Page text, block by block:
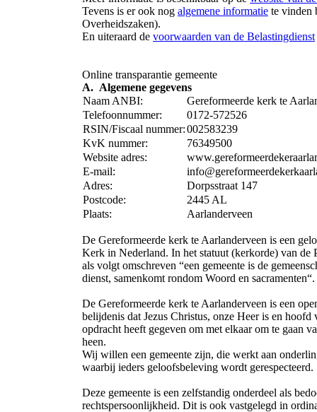
Tevens is er ook nog algemene informatie te vinden
Overheidszaken).
En uiteraard de voorwaarden van de Belastingdienst
Online transparantie gemeente
A. Algemene gegevens
Naam ANBI:
Gereformeerde kerk te
Telefoonnummer:
0172-572526
RSIN/Fiscaal nummer:002583239
KvK nummer:
76349500
Website adres:
E-mail:
Adres:
Dorpsstraat 147
Postcode:
2445 AL
Plaats:
Aarlanderveen
De Gereformeerde kerk te Aarlanderveen is een
Kerk in Nederland. In het statuut (kerkorde) van de
als volgt omschreven “een gemeente is de
dienst, samenkomt rondom Woord en sacramenten“.
De Gereformeerde kerk te Aarlanderveen is een
belijdenis dat Jezus Christus, onze Heer is en
opdracht heeft gegeven om met elkaar om te gaan
heen.
Wij willen een gemeente zijn, die werkt aan
waarbij ieders geloofsbeleving wordt gerespecteerd.
Deze gemeente is een zelfstandig onderdeel als
rechtspersoonlijkheid. Dit is ook vastgelegd in